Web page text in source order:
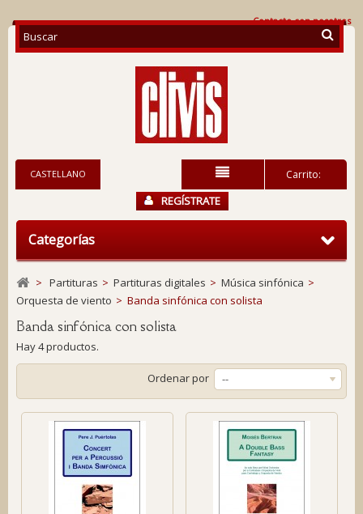
Contacte con nosotros
Carrito:
CASTELLANO
REGÍSTRATE
Categorías
> Partituras > Partituras digitales > Música sinfónica >
Orquesta de viento > Banda sinfónica con solista
Banda sinfónica con solista
Hay 4 productos.
Ordenar por --